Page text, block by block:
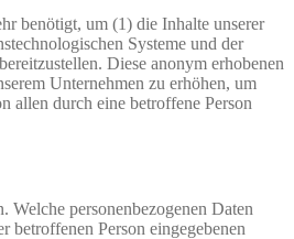
benötigt, um (1) die Inhalte unserer
Systeme und der
Diese anonym erhobenen
Unternehmen zu erhöhen, um
allen durch eine betroffene Person
personenbezogenen Daten
Person eingegebenen